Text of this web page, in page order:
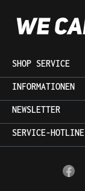
SHOP SERVICE
INFORMATIONEN
NEWSLETTER
SERVICE-HOTLINE